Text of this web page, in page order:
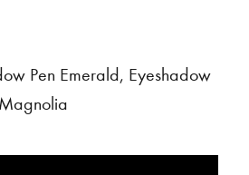
Pen Emerald, Eyeshadow